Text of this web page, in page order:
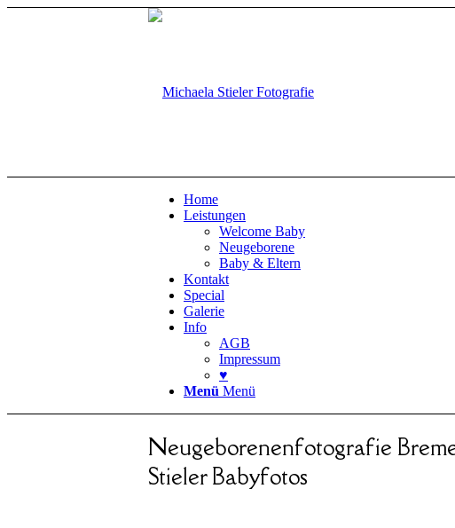
Home
Leistungen
Welcome Baby
Neugeborene
Baby & Eltern
Kontakt
Special
Galerie
Info
AGB
Impressum
♥
Menü Menü
Neugeborenenfotografie
Stieler Babyfotos